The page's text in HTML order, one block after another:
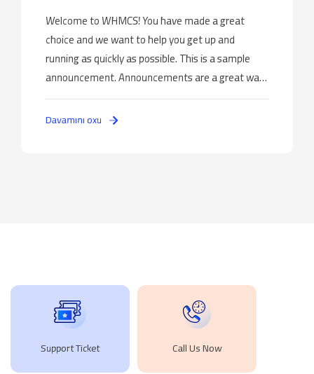
Welcome to WHMCS! You have made a great
choice and we want to help you get up and
running as quickly as possible. This is a sample
announcement. Announcements are a great way
to keep your customers informed about news and
special offers. You can edit or delete this
Davamını oxu
Support Ticket Call Us Now